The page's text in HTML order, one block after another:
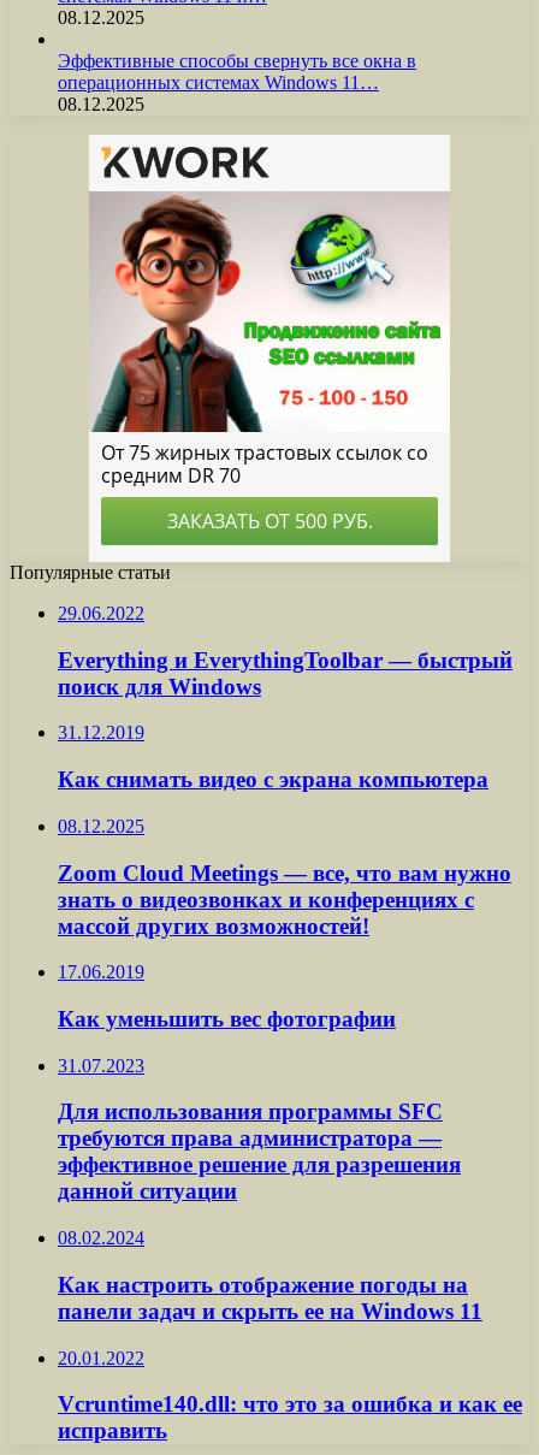
08.12.2025
Эффективные способы свернуть все окна в
операционных системах Windows 11…
08.12.2025
Популярные статьи
29.06.2022
Everything и EverythingToolbar — быстрый
поиск для Windows
31.12.2019
Как снимать видео с экрана компьютера
08.12.2025
Zoom Cloud Meetings — все, что вам нужно
знать о видеозвонках и конференциях с
массой других возможностей!
17.06.2019
Как уменьшить вес фотографии
31.07.2023
Для использования программы SFC
требуются права администратора —
эффективное решение для разрешения
данной ситуации
08.02.2024
Как настроить отображение погоды на
панели задач и скрыть ее на Windows 11
20.01.2022
Vcruntime140.dll: что это за ошибка и как ее
исправить